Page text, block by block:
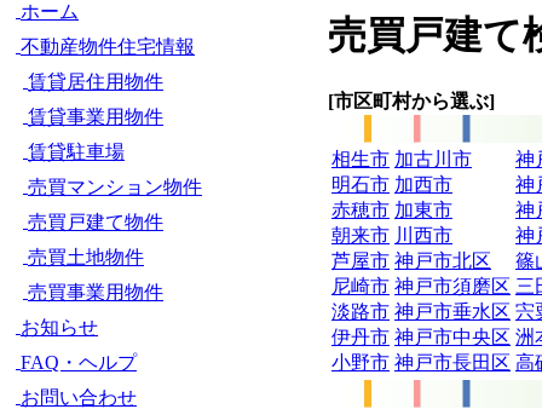
ホーム
不動産物件住宅情報
賃貸居住用物件
賃貸事業用物件
賃貸駐車場
売買マンション物件
売買戸建て物件
売買土地物件
売買事業用物件
お知らせ
FAQ・ヘルプ
お問い合わせ
売買戸建て
[市区町村から選ぶ]
相生市
明石市
赤穂市
朝来市
芦屋市
尼崎市
淡路市
伊丹市
小野市
加古川市
加西市
加東市
川西市
神戸市北区
神戸市須磨区
神戸市垂水区
神戸市中央区
神戸市長田区
神
神
神
神
篠
三
宍
洲
高